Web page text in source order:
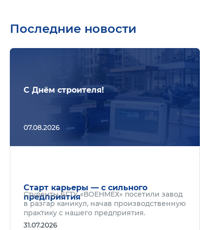
Последние новости
С Днём строителя!
07.08.2026
Старт карьеры — с сильного
предприятия
Студенты БГТУ «ВОЕНМЕХ» посетили завод
в разгар каникул, начав производственную
практику с нашего предприятия.
31.07.2026